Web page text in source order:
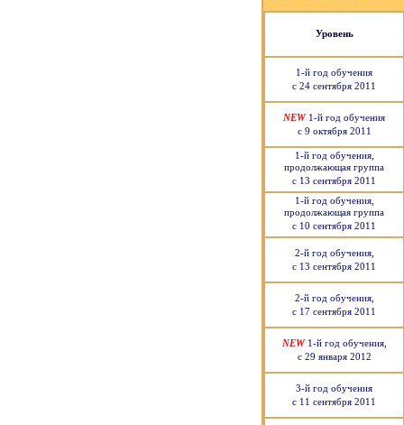
Уровень
1-й год обучения
с 24 сентября 2011
NEW1-й год обучения
с 9 октября 2011
1-й год обучения,
продолжающая группа
с 13 сентября 2011
1-й год обучения,
продолжающая группа
с 10 сентября 2011
2-й год обучения,
с 13 сентября 2011
2-й год обучения,
с 17 сентября 2011
NEW1-й год обучения,
с 29 января 2012
3-й год обучения
с 11 сентября 2011